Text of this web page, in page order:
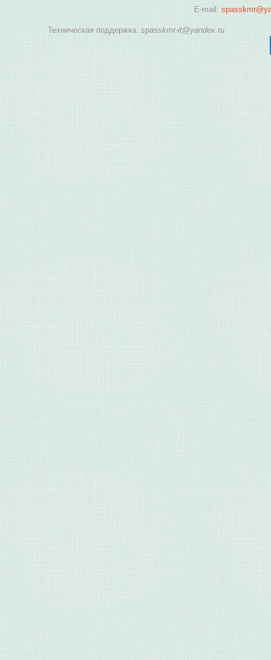
E-mail:
Техническая поддержка: spasskmr-it@yandex.ru